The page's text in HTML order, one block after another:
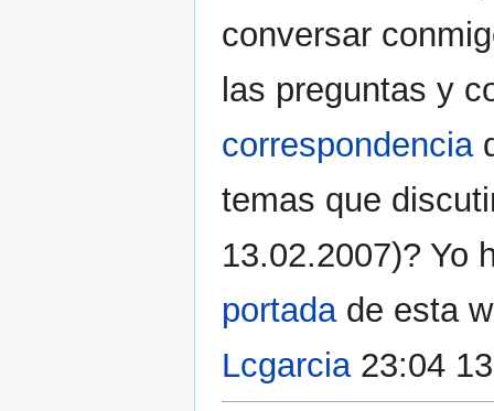
conversar
las preguntas y
correspondencia
temas que
13.02.2007)? Yo
portadade esta
Lcgarcia23:04